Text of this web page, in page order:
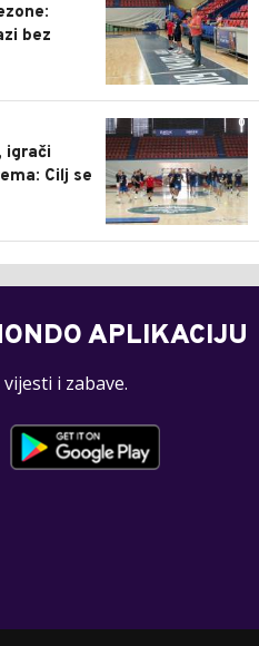
bez
0
igrači
Cilj se
APLIKACIJU
i zabave.